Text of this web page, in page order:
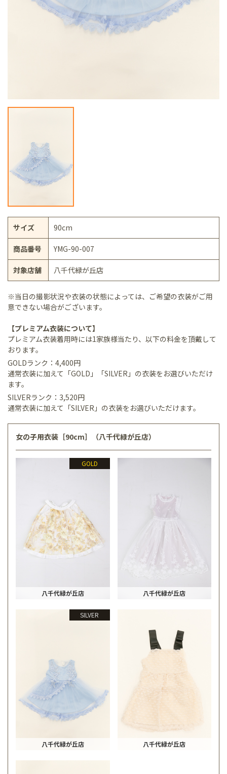
サイズ 90cm
商品番号 YMG-90-007
対象店舗 八千代緑が丘店
※当日の撮影状況や衣装の状態によっては、ご希望の衣装がご用
意できない場合がございます。
【プレミアム衣装について】
プレミアム衣装着用時には1家族様当たり、以下の料金を頂戴して
おります。
GOLDランク：4,400円
通常衣装に加えて「GOLD」「SILVER」の衣装をお選びいただけ
ます。
SILVERランク：3,520円
通常衣装に加えて「SILVER」の衣装をお選びいただけます。
女の子用衣装［90cm］（八千代緑が丘店）
GOLD
八千代緑が丘店 八千代緑が丘店
SILVER
八千代緑が丘店 八千代緑が丘店